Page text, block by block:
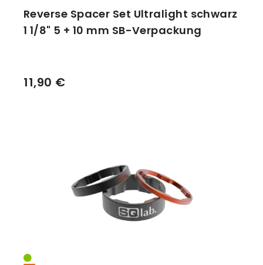
Reverse Spacer Set Ultralight schwarz
1 1/8" 5 + 10 mm SB-Verpackung
11,90 €